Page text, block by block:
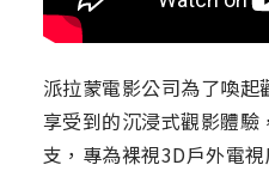
派拉蒙電影公司為了喚
享受到的沉浸式觀影體
支，專為裸視3D戶外電